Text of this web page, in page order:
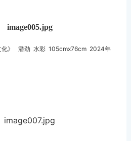
化》 潘劲 水彩 105cmx76cm 2024年